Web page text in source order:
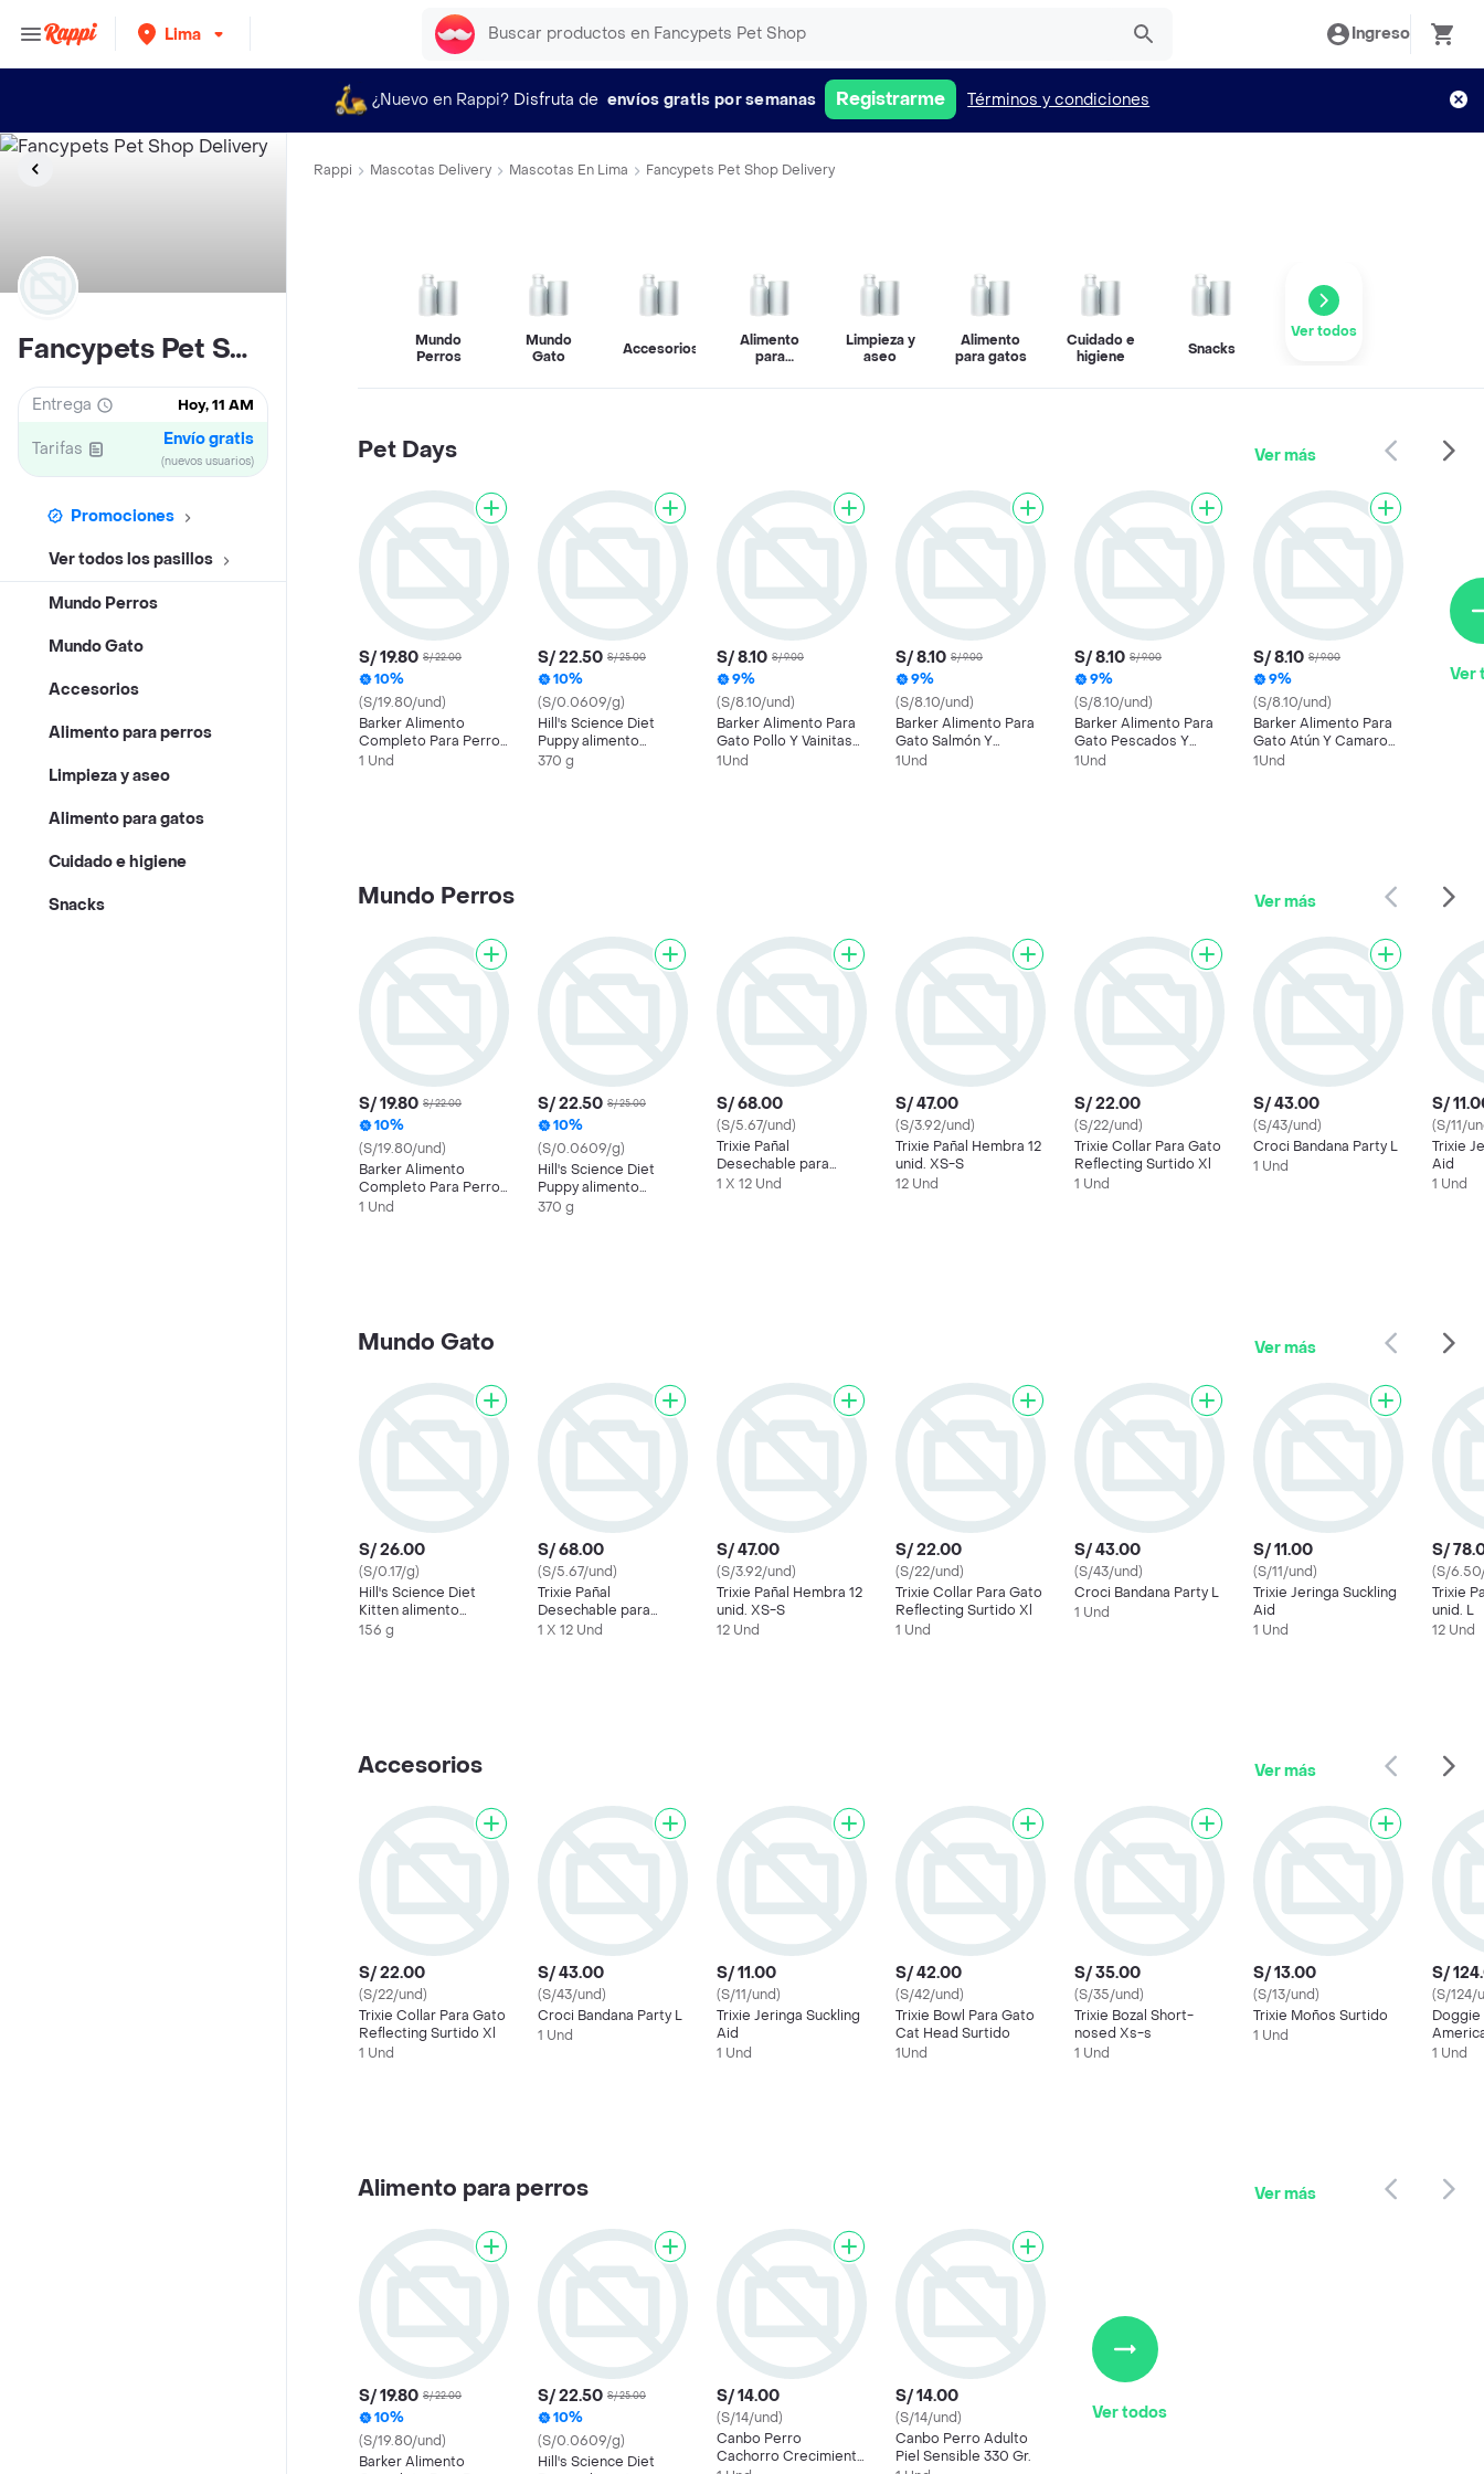
Lima Ingreso
¿Nuevo en Rappi? Disfruta de envíos gratis por semanas Registrarme Términos y condiciones
Fancypets Pet Shop
Entrega Hoy, 11 AM
Tarifas Envío gratis
(nuevos usuarios)
Promociones
Ver todos los pasillos
Mundo Perros
Mundo Gato
Accesorios
Alimento para perros
Limpieza y aseo
Alimento para gatos
Cuidado e higiene
Snacks
Rappi Mascotas Delivery Mascotas En Lima Fancypets Pet Shop Delivery
Mundo
Perros
Mundo
Gato
Accesorios
Alimento
para
Limpieza y
aseo
Alimento
para gatos
Cuidado e
higiene
Snacks
Ver todos
Pet Days Ver más
S/ 19.80 S/ 22.00
10%
(S/19.80/und)
Barker Alimento
Completo Para Perro
de Carne de Res
1 Und
S/ 22.50 S/ 25.00
10%
(S/0.0609/g)
Hill's Science Diet
Puppy alimento
humedo para perro
370 g
S/ 8.10 S/ 9.00
9%
(S/8.10/und)
Barker Alimento Para
Gato Pollo Y Vainitas
85 Gr.
1Und
S/ 8.10 S/ 9.00
9%
(S/8.10/und)
Barker Alimento Para
Gato Salmón Y
Calabaza 85 Gr.
1Und
S/ 8.10 S/ 9.00
9%
(S/8.10/und)
Barker Alimento Para
Gato Pescados Y
Marinos 85 Gr.
1Und
S/ 8.10 S/ 9.00
9%
(S/8.10/und)
Barker Alimento Para
Gato Atún Y Camaron
85 Gr.
1Und
Ver
Mundo Perros Ver más
S/ 19.80 S/ 22.00
10%
(S/19.80/und)
Barker Alimento
Completo Para Perro
de Carne de Res
1 Und
S/ 22.50 S/ 25.00
10%
(S/0.0609/g)
Hill's Science Diet
Puppy alimento
humedo para perro
370 g
S/ 68.00
(S/5.67/und)
Trixie Pañal
Desechable para
Perro Talla M-L
1 X 12 Und
S/ 47.00
(S/3.92/und)
Trixie Pañal Hembra 12
unid. XS-S
12 Und
S/ 22.00
(S/22/und)
Trixie Collar Para Gato
Reflecting Surtido Xl
1 Und
S/ 43.00
(S/43/und)
Croci Bandana Party L
1 Und
S/
(S/11/
Trixie
Aid
1 Und
Mundo Gato Ver más
S/ 26.00
(S/0.17/g)
Hill's Science Diet
Kitten alimento
húmedo en lata para
156 g
S/ 68.00
(S/5.67/und)
Trixie Pañal
Desechable para
Perro Talla M-L
1 X 12 Und
S/ 47.00
(S/3.92/und)
Trixie Pañal Hembra 12
unid. XS-S
12 Und
S/ 22.00
(S/22/und)
Trixie Collar Para Gato
Reflecting Surtido Xl
1 Und
S/ 43.00
(S/43/und)
Croci Bandana Party L
1 Und
S/ 11.00
(S/11/und)
Trixie Jeringa Suckling
Aid
1 Und
S/
(S/
Trixie
unid. L
12 Und
Accesorios Ver más
S/ 22.00
(S/22/und)
Trixie Collar Para Gato
Reflecting Surtido Xl
1 Und
S/ 43.00
(S/43/und)
Croci Bandana Party L
1 Und
S/ 11.00
(S/11/und)
Trixie Jeringa Suckling
Aid
1 Und
S/ 42.00
(S/42/und)
Trixie Bowl Para Gato
Cat Head Surtido
1Und
S/ 35.00
(S/35/und)
Trixie Bozal Short-
nosed Xs-s
1 Und
S/ 13.00
(S/13/und)
Trixie Moños Surtido
1 Und
S/
(S/124/
Doggie
1 Und
Alimento para perros Ver más
S/ 19.80 S/ 22.00
10%
(S/19.80/und)
Barker Alimento
S/ 22.50 S/ 25.00
10%
(S/0.0609/g)
Hill's Science Diet
S/ 14.00
(S/14/und)
Canbo Perro
Cachorro Crecimiento
S/ 14.00
(S/14/und)
Canbo Perro Adulto
Piel Sensible 330 Gr.
Ver todos